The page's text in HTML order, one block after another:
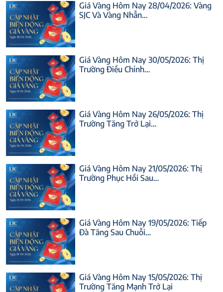
Giá Vàng Hôm Nay 28/04/2026: Vàng
SJC Và Vàng Nhẫn…
Giá Vàng Hôm Nay 30/05/2026: Thị
Trường Điều Chỉnh…
Giá Vàng Hôm Nay 26/05/2026: Thị
Trường Tăng Trở Lại…
Giá Vàng Hôm Nay 21/05/2026: Thị
Trường Phục Hồi Sau…
Giá Vàng Hôm Nay 19/05/2026: Tiếp
Đà Tăng Sau Chuỗi…
Giá Vàng Hôm Nay 15/05/2026: Thị
Trường Tăng Mạnh Trở Lại